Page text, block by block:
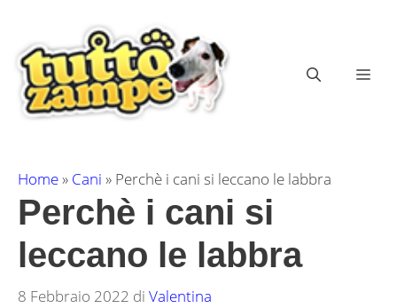
contenuto
Home» Cani » Perchè i cani si leccano le labbra
Perchè i cani si
leccano le labbra
8 Febbraio 2022 di Valentina